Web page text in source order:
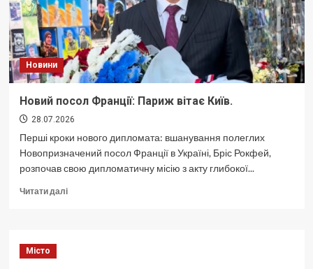
Новини
Новий посол Франції: Париж вітає Київ.
28.07.2026
Перші кроки нового дипломата: вшанування полеглих
Новопризначений посол Франції в Україні, Бріс Рокфей,
розпочав свою дипломатичну місію з акту глибокої...
Читати даліДокладніше
Місто